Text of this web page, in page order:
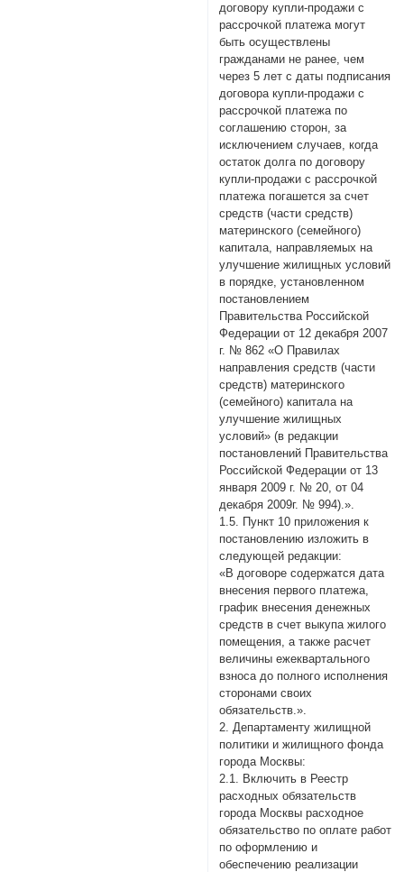
договору купли-продажи с
рассрочкой платежа могут
быть осуществлены
гражданами не ранее, чем
через 5 лет с даты подписания
договора купли-продажи с
рассрочкой платежа по
соглашению сторон, за
исключением случаев, когда
остаток долга по договору
купли-продажи с рассрочкой
платежа погашется за счет
средств (части средств)
материнского (семейного)
капитала, направляемых на
улучшение жилищных условий
в порядке, установленном
постановлением
Правительства Российской
Федерации от 12 декабря 2007
г. № 862 «О Правилах
направления средств (части
средств) материнского
(семейного) капитала на
улучшение жилищных
условий» (в редакции
постановлений Правительства
Российской Федерации от 13
января 2009 г. № 20, от 04
декабря 2009г. № 994).».
1.5. Пункт 10 приложения к
постановлению изложить в
следующей редакции:
«В договоре содержатся дата
внесения первого платежа,
график внесения денежных
средств в счет выкупа жилого
помещения, а также расчет
величины ежеквартального
взноса до полного исполнения
сторонами своих
обязательств.».
2. Департаменту жилищной
политики и жилищного фонда
города Москвы:
2.1. Включить в Реестр
расходных обязательств
города Москвы расходное
обязательство по оплате работ
по оформлению и
обеспечению реализации